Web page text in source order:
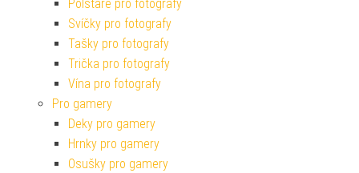
Polštáře pro fotografy
Svíčky pro fotografy
Tašky pro fotografy
Trička pro fotografy
Vína pro fotografy
Pro gamery
Deky pro gamery
Hrnky pro gamery
Osušky pro gamery